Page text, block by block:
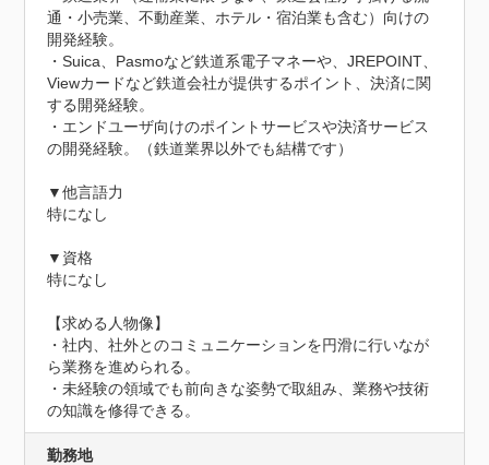
通・小売業、不動産業、ホテル・宿泊業も含む）向けの
開発経験。
・Suica、Pasmoなど鉄道系電子マネーや、JREPOINT、
Viewカードなど鉄道会社が提供するポイント、決済に関
する開発経験。
・エンドユーザ向けのポイントサービスや決済サービス
の開発経験。（鉄道業界以外でも結構です）
▼他言語力
特になし
▼資格
特になし
【求める人物像】
・社内、社外とのコミュニケーションを円滑に行いなが
ら業務を進められる。
・未経験の領域でも前向きな姿勢で取組み、業務や技術
の知識を修得できる。
勤務地